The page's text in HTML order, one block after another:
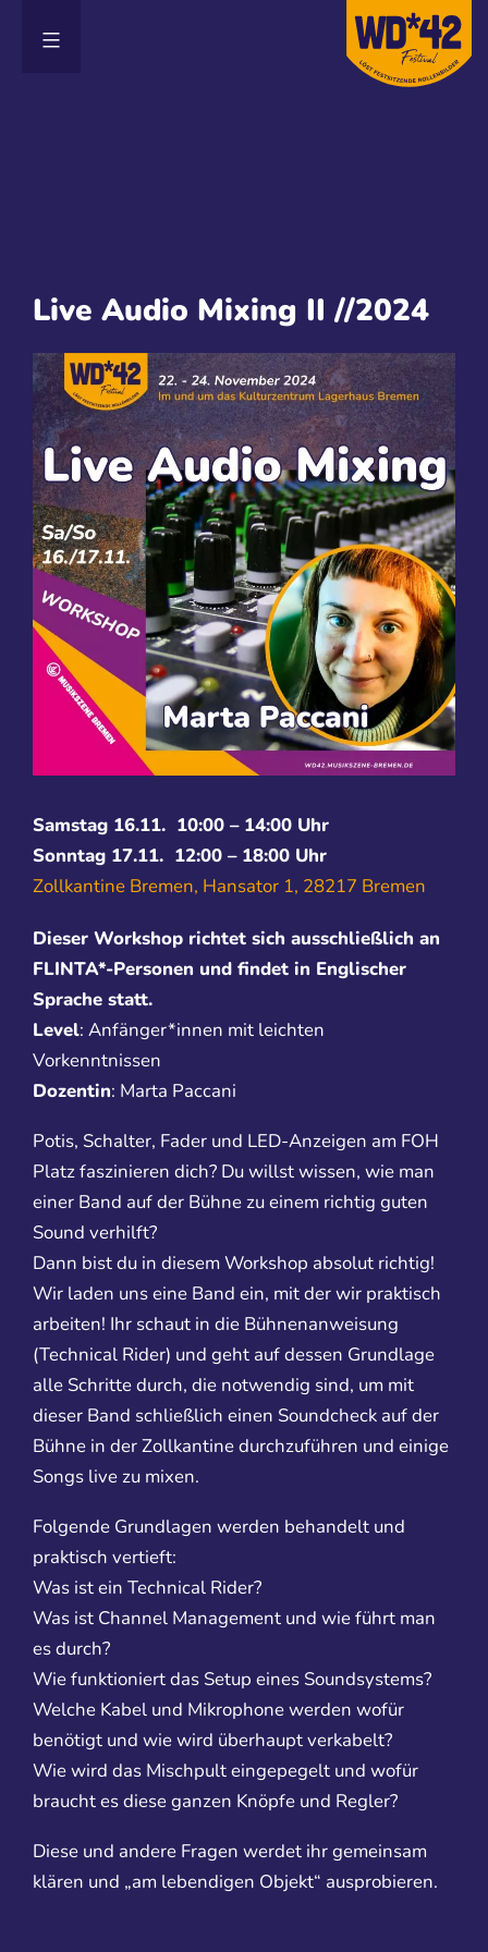
Inhalt
springen
Live Audio Mixing II //2024
Samstag 16.11. 10:00 – 14:00 Uhr
Sonntag 17.11. 12:00 – 18:00 Uhr
Zollkantine Bremen, Hansator 1, 28217 Bremen
Dieser Workshop richtet sich ausschließlich an
FLINTA*-Personen und findet in Englischer
Sprache statt.
Level: Anfänger*innen mit leichten
Vorkenntnissen
Dozentin: Marta Paccani
Potis, Schalter, Fader und LED-Anzeigen am FOH
Platz faszinieren dich? Du willst wissen, wie man
einer Band auf der Bühne zu einem richtig guten
Sound verhilft?
Dann bist du in diesem Workshop absolut richtig!
Wir laden uns eine Band ein, mit der wir praktisch
arbeiten! Ihr schaut in die Bühnenanweisung
(Technical Rider) und geht auf dessen Grundlage
alle Schritte durch, die notwendig sind, um mit
dieser Band schließlich einen Soundcheck auf der
Bühne in der Zollkantine durchzuführen und einige
Songs live zu mixen.
Folgende Grundlagen werden behandelt und
praktisch vertieft:
Was ist ein Technical Rider?
Was ist Channel Management und wie führt man
es durch?
Wie funktioniert das Setup eines Soundsystems?
Welche Kabel und Mikrophone werden wofür
benötigt und wie wird überhaupt verkabelt?
Wie wird das Mischpult eingepegelt und wofür
braucht es diese ganzen Knöpfe und Regler?
Diese und andere Fragen werdet ihr gemeinsam
klären und „am lebendigen Objekt“ ausprobieren.